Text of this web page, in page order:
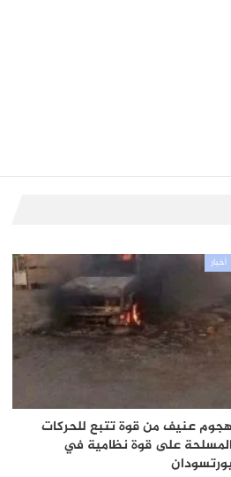
أخبار
هجوم عنيف من قوة تتبع للحركات
المسلحة على قوة نظامية في
بورتسودان